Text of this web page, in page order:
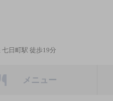
七日町駅 徒歩19分
メニュー